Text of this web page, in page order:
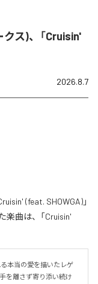
クス)、「Cruisin'
2026.8.7
(feat. SHOWGA)」
曲は、「Cruisin'
本当の愛を描いたレゲ
を離さず寄り添い続け